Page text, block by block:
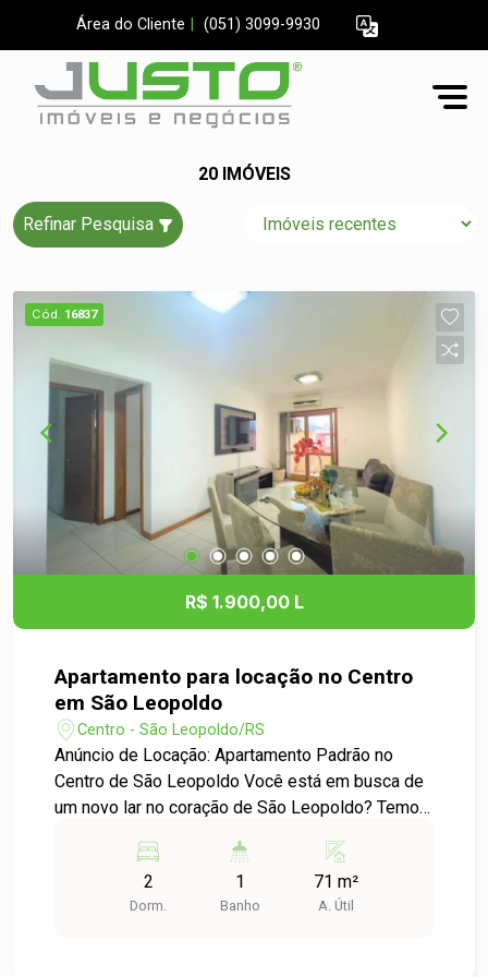
Área do Cliente (051) 3099-9930
20 IMÓVEIS
Refinar Pesquisa
Cód. 16837
R$ 1.900,00 L
Apartamento para locação no Centro
em São Leopoldo
Centro - São Leopoldo/RS
Anúncio de Locação: Apartamento Padrão no
Centro de São Leopoldo Você está em busca de
um novo lar no coração de São Leopoldo? Temos
encantador apartamento de 2 dormitórios oferece
um espaço confortável e funcional, ideal para
quem busca praticidade e conforto. O imóvel
2
Dorm.
1
Banho
71 m²
A. Útil